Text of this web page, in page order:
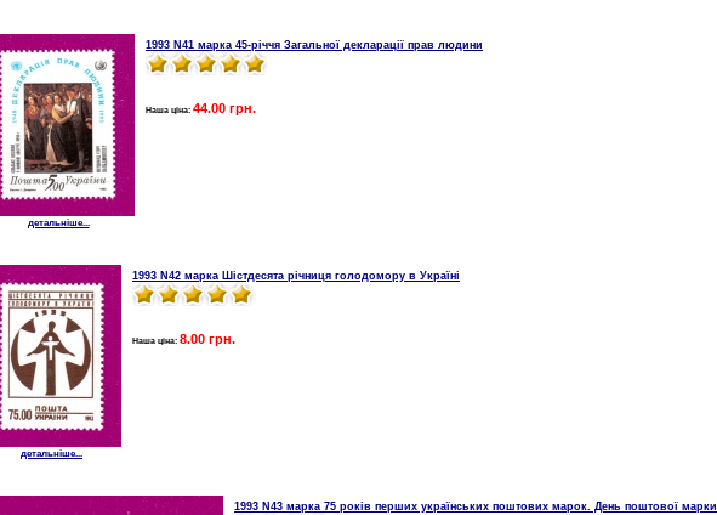
детальніше...
1993 N41 марка 45-річчя Загальної декларації прав людини
Наша ціна: 44.00 грн.
детальніше...
1993 N42 марка Шістдесята річниця голодомору в Україні
Наша ціна: 8.00 грн.
1993 N43 марка 75 років перших українських поштових марок. День поштової марки